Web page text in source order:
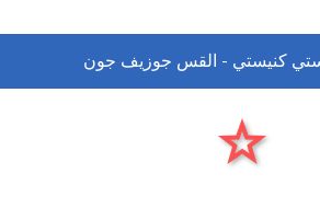
كنيستي - القس جوزيف جون